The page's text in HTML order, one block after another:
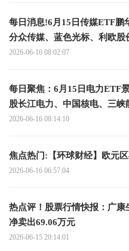
每日消息!6月15日传媒ETF鹏
分众传媒、蓝色光标、利欧股
2026-06-16 08:02:07
每日聚焦：6月15日电力ETF
股长江电力、中国核电、三峡
2026-06-16 08:14:10
焦点热门:【环球财经】欧元
2026-06-16 06:57:04
热点评！股票行情快报：广康
净卖出69.06万元
2026-06-15 20:14:01